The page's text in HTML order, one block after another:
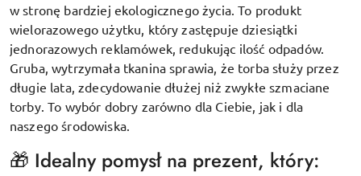
w stronę bardziej ekologicznego życia. To produkt
wielorazowego użytku, który zastępuje dziesiątki
jednorazowych reklamówek, redukując ilość odpadów.
Gruba, wytrzymała tkanina sprawia, że torba służy przez
długie lata, zdecydowanie dłużej niż zwykłe szmaciane
torby. To wybór dobry zarówno dla Ciebie, jak i dla
naszego środowiska.
🎁 Idealny pomysł na prezent, który: